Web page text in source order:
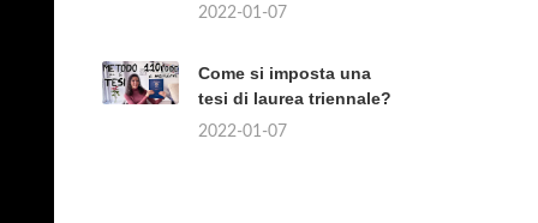
2022-01-07
Come si imposta una
tesi di laurea triennale?
2022-01-07